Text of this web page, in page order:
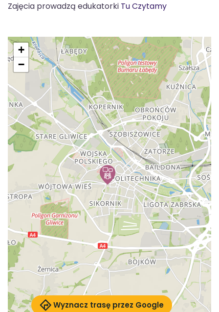
Zajęcia prowadzą edukatorki Tu Czytamy
+
−
Wyznacz trasę przez Google